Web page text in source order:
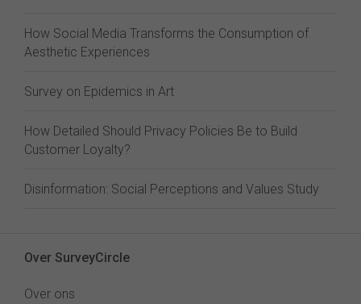
How Social Media Transforms the Consumption of
Aesthetic Experiences
Survey on Epidemics in Art
How Detailed Should Privacy Policies Be to Build
Customer Loyalty?
Disinformation: Social Perceptions and Values Study
Over SurveyCircle
Over ons